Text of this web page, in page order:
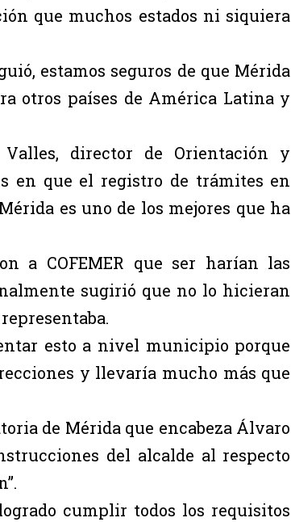
que muchos estados ni siquiera
estamos seguros de que Mérida
otros países de América Latina y
director de Orientación y
en que el registro de trámites en
es uno de los mejores que ha
a COFEMER que ser harían las
sugirió que no lo hicieran
esto a nivel municipio porque
y llevaría mucho más que
de Mérida que encabeza Álvaro
del alcalde al respecto
cumplir todos los requisitos